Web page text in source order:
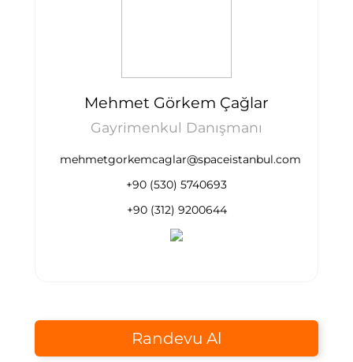
Mehmet Görkem Çağlar
Gayrimenkul Danışmanı
mehmetgorkemcaglar@spaceistanbul.com
+90 (530) 5740693
+90 (312) 9200644
Randevu Al